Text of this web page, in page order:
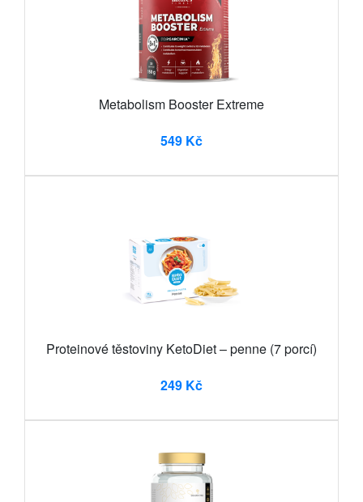
Metabolism Booster Extreme
549 Kč
Proteinové těstoviny KetoDiet – penne (7 porcí)
249 Kč